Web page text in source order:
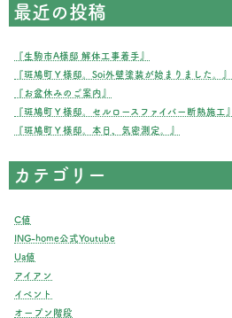
最近の投稿
『生駒市A様邸 解体工事着手』
『斑鳩町Ｙ様邸。Soi外壁塗装が始まりました。』
『お盆休みのご案内』
『斑鳩町Ｙ様邸。セルロースファイバー断熱施工』
『斑鳩町Ｙ様邸。本日、気密測定。』
カテゴリー
C値
ING-home公式Youtube
Ua値
アイアン
イベント
オープン階段